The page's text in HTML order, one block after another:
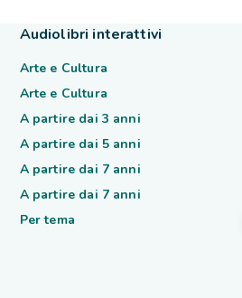
Audiolibri interattivi
Arte e Cultura
Arte e Cultura
A partire dai 3 anni
A partire dai 5 anni
A partire dai 7 anni
A partire dai 7 anni
Per tema